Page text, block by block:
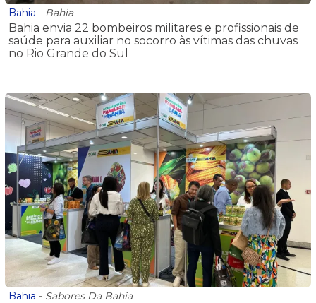
Bahia - Bahia
Bahia envia 22 bombeiros militares e profissionais de
saúde para auxiliar no socorro às vítimas das chuvas
no Rio Grande do Sul
Bahia - Sabores Da Bahia